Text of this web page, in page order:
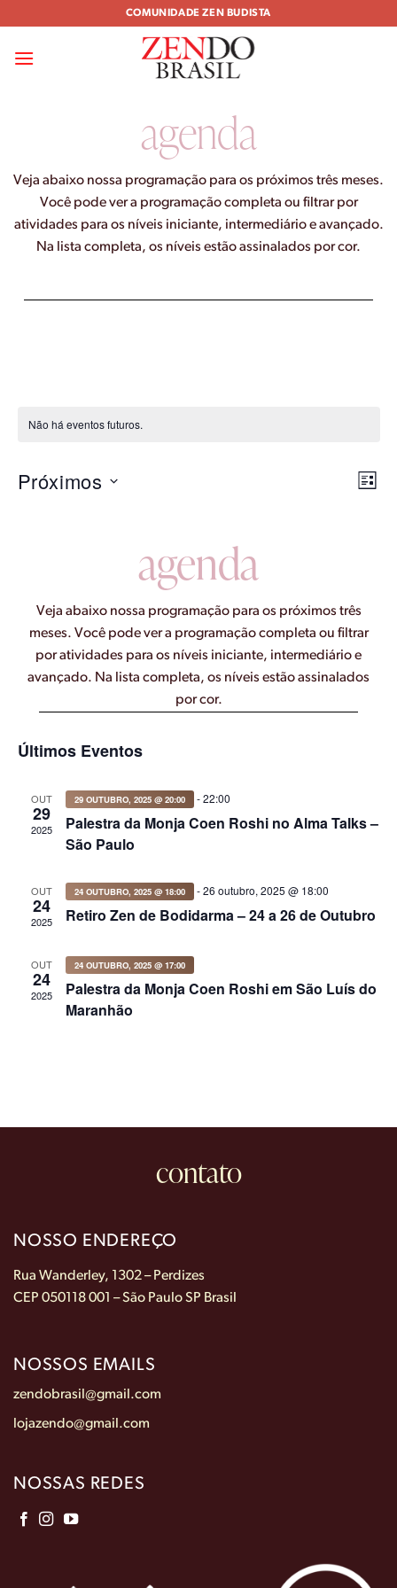
content
COMUNIDADE ZEN BUDISTA
agenda
Veja abaixo nossa programação para os próximos três meses.
Você pode ver a programação completa ou filtrar por
atividades para os níveis iniciante, intermediário e avançado.
Na lista completa, os níveis estão assinalados por cor.
Não há eventos futuros.
do
LISTA
Próximos
agenda
Veja abaixo nossa programação para os próximos três
meses. Você pode ver a programação completa ou filtrar
por atividades para os níveis iniciante, intermediário e
avançado. Na lista completa, os níveis estão assinalados
por cor.
Últimos Eventos
OUT
29
2025
29 OUTUBRO, 2025 @ 20:00 -22:00
Palestra da Monja Coen Roshi no Alma Talks –
São Paulo
OUT
24
2025
24 OUTUBRO, 2025 @ 18:00 -26 outubro, 2025 @ 18:00
Retiro Zen de Bodidarma – 24 a 26 de Outubro
OUT
24
2025
24 OUTUBRO, 2025 @ 17:00
Palestra da Monja Coen Roshi em São Luís do
Maranhão
contato
NOSSO ENDEREÇO
Rua Wanderley, 1302 – Perdizes
CEP 050118 001 – São Paulo SP Brasil
NOSSOS EMAILS
zendobrasil@gmail.com
lojazendo@gmail.com
NOSSAS REDES